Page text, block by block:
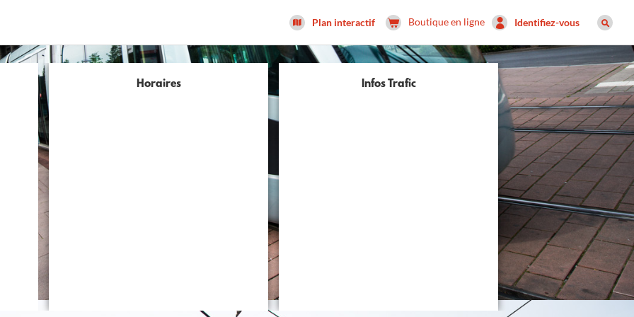
Plan interactif Boutique en ligne Identifiez-vous
Horaires Infos Trafic